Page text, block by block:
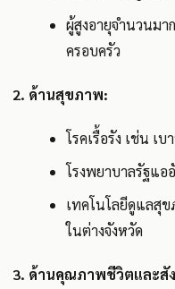
ผู้สูงอายุจำนวนมา
ครอบครัว
2. ด้านสุขภาพ:
โรคเรื้อรัง เช่น เ
โรงพยาบาลรัฐแอ
เทคโนโลยีดูแลสุ
ในต่างจังหวัด
3. ด้านคุณภาพชีวิตและสั